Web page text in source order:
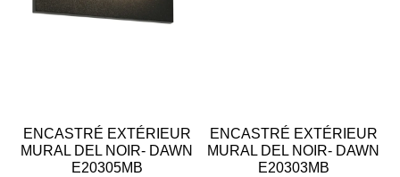
ENCASTRÉ EXTÉRIEUR
MURAL DEL NOIR- DAWN
E20305MB
ENCASTRÉ EXTÉRIEUR
MURAL DEL NOIR- DAWN
E20303MB